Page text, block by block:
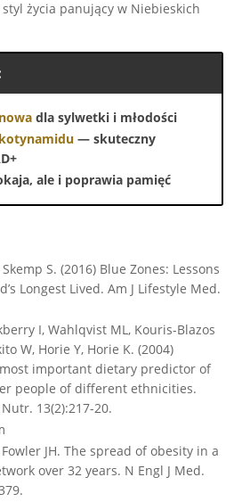
życia panujący w Niebieskich
dla sylwetki i młodości
— skuteczny
ale i poprawia pamięć
S. (2016) Blue Zones: Lessons
Longest Lived. Am J Lifestyle Med.
I, Wahlqvist ML, Kouris-Blazos
W, Horie Y, Horie K. (2004)
important dietary predictor of
people of different ethnicities.
13(2):217-20.
JH. The spread of obesity in a
over 32 years. N Engl J Med.